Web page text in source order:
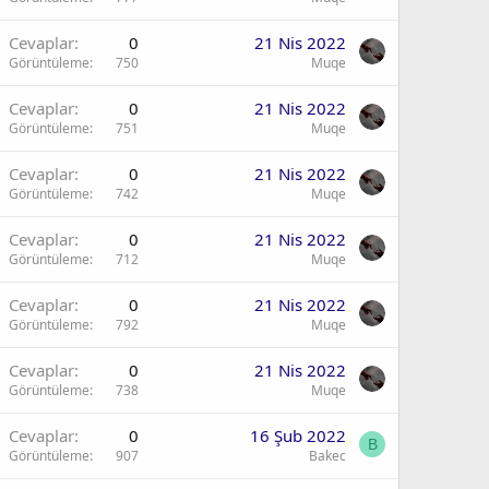
Cevaplar 0
Görüntüleme 750
21 Nis 2022
Muqe
Cevaplar 0
Görüntüleme 751
21 Nis 2022
Muqe
Cevaplar 0
Görüntüleme 742
21 Nis 2022
Muqe
Cevaplar 0
Görüntüleme 712
21 Nis 2022
Muqe
Cevaplar 0
Görüntüleme 792
21 Nis 2022
Muqe
Cevaplar 0
Görüntüleme 738
21 Nis 2022
Muqe
Cevaplar 0
Görüntüleme 907
16 Şub 2022
Bakec
B